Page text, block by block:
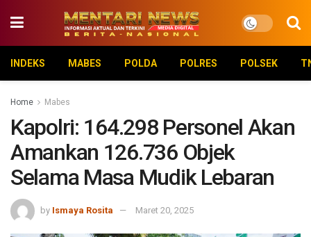
INDEKS MABES POLDA POLRES POLSEK
Home Mabes
Kapolri: 164.298 Personel Akan
Amankan 126.736 Objek
Selama Masa Mudik Lebaran
by Ismaya Rosita Maret 20, 2025